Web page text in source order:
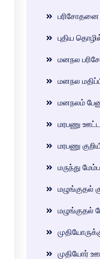
புதிய
மனநல
மனநல
மனநலம்
மரபணு
மரபணு
மருந்து
மழுங்குதல்
முதியோர்